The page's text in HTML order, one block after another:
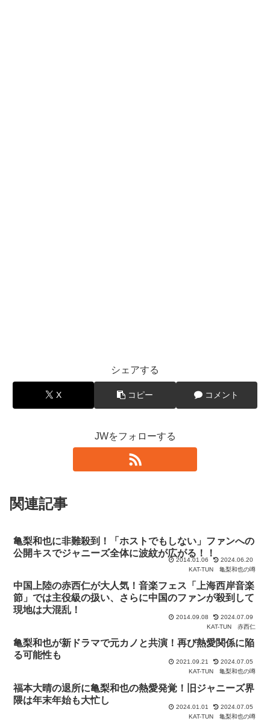
シェアする
X コピー コメント
JWをフォローする
関連記事
亀梨和也に非難殺到！「ホストでもしない」ファンへの
公開キスでジャニーズ全体に波紋が広がる！！
2014.01.06
2024.06.20
KAT-TUN
亀梨和也の噂
中国上陸の赤西仁が大人気！音楽フェス「上海西岸音楽
節」では主役級の扱い、さらに中国のファンが殺到して
現地は大混乱！
2014.09.08
2024.07.09
KAT-TUN
赤西仁
亀梨和也が新ドラマで元カノと共演！再び熱愛関係に陥
る可能性も
2021.09.21
2024.07.05
KAT-TUN
亀梨和也の噂
福本大晴の退所に亀梨和也の熱愛発覚！旧ジャニーズ界
隈は年末年始も大忙し
2024.01.01
2024.07.05
KAT-TUN
亀梨和也の噂